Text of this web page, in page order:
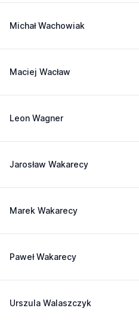
Michał Wachowiak
Maciej Wacław
Leon Wagner
Jarosław Wakarecy
Marek Wakarecy
Paweł Wakarecy
Urszula Walaszczyk